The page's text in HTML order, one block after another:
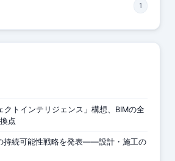
1
トインテリジェンス」構想、BIMの全
点
持続可能性戦略を発表——設計・施工の